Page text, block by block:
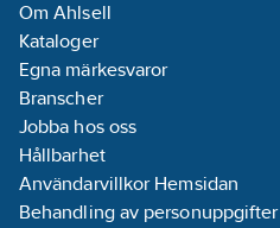
Om Ahlsell
Kataloger
Egna märkesvaror
Branscher
Jobba hos oss
Hållbarhet
Användarvillkor Hemsidan
Behandling av personuppgifter